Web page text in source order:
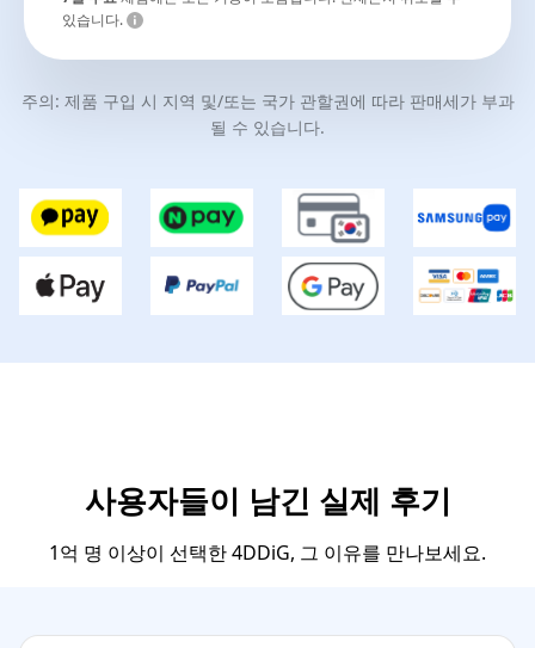
있습니다.
주의: 제품 구입 시 지역 및/또는 국가 관할권에 따라 판매세가 부과
될 수 있습니다.
사용자들이 남긴 실제 후기
1억 명 이상이 선택한 4DDiG, 그 이유를 만나보세요.